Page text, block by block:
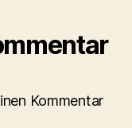
Kommentar